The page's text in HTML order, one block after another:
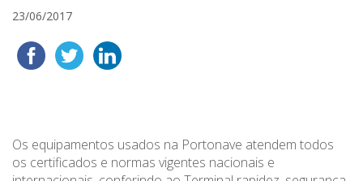
23/06/2017
Os equipamentos usados na Portonave atendem todos
os certificados e normas vigentes nacionais e